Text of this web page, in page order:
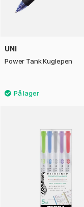
UNI
Power Tank Kuglepen